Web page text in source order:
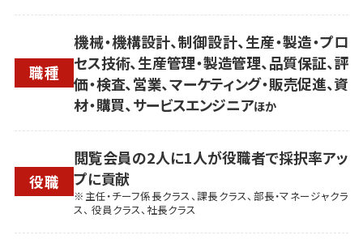
職種
機械・機構設計、制御設計、生産・製造・プロ
セス技術、生産管理・製造管理、品質保証、評
価・検査、営業、マーケティング・販売促進、資
材・購買、サービスエンジニアほか
役職
閲覧会員の2人に1人が役職者で採択率アッ
プに貢献
※主任・チーフ係長クラス、課長クラス、部長・マネージャクラ
ス、 役員クラス、社長クラス